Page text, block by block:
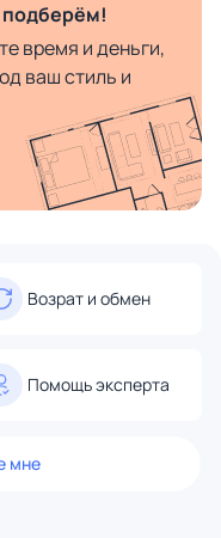
подберём!
время и деньги,
ваш стиль и
Возрат и обмен
Помощь эксперта
мне